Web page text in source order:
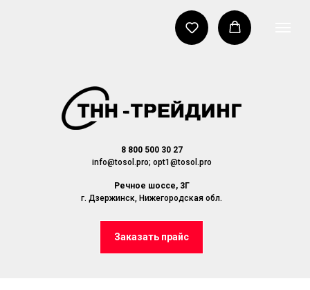
8 800 500 30 27
info@tosol.pro; opt1@tosol.pro
Речное шоссе, 3Г
г. Дзержинск, Нижегородская обл.
Заказать прайс